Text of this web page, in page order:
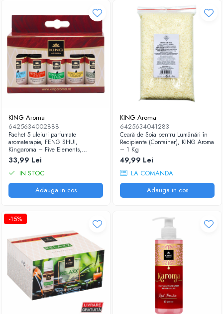
KING Aroma
6425634002888
Pachet 5 uleiuri parfumate
aromaterapie, FENG SHUI,
Kingaroma – Five Elements,
Echilibru Energetic și Armonie
Totală
33,99 Lei
IN STOC
Adauga in cos
KING Aroma
6425634041283
Ceară de Soia pentru Lumânări în
Recipiente (Container), KING Aroma
– 1 Kg
49,99 Lei
LA COMANDA
Adauga in cos
-15%